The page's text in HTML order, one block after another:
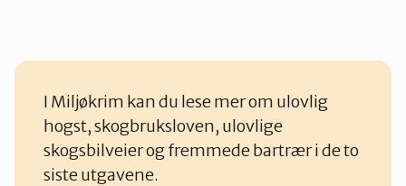
I Miljøkrim kan du lese mer om ulovlig
hogst, skogbruksloven, ulovlige
skogsbilveier og fremmede bartrær i de to
siste utgavene.